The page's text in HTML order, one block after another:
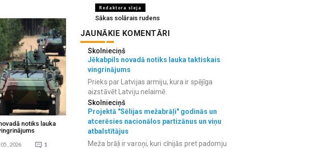
notiks lauka
, 2026 1
Redaktora sleja
Sākas solārais rudens
JAUNĀKIE KOMENTĀRI
Skolnieciņš
Jēkabpils novadā notiks lauka taktiskais
vingrinājums
Prieks par Latvijas armiju, kura ir spējīga
aizstāvēt Latviju nelaimē.
Skolnieciņš
Projektā "Sēlijas mežabrāļi" godinās un
atcerēsies nacionālos partizānus un viņu
atbalstītājus
Meža brāļi ir varoņi, kuri cīnijās pret padomju